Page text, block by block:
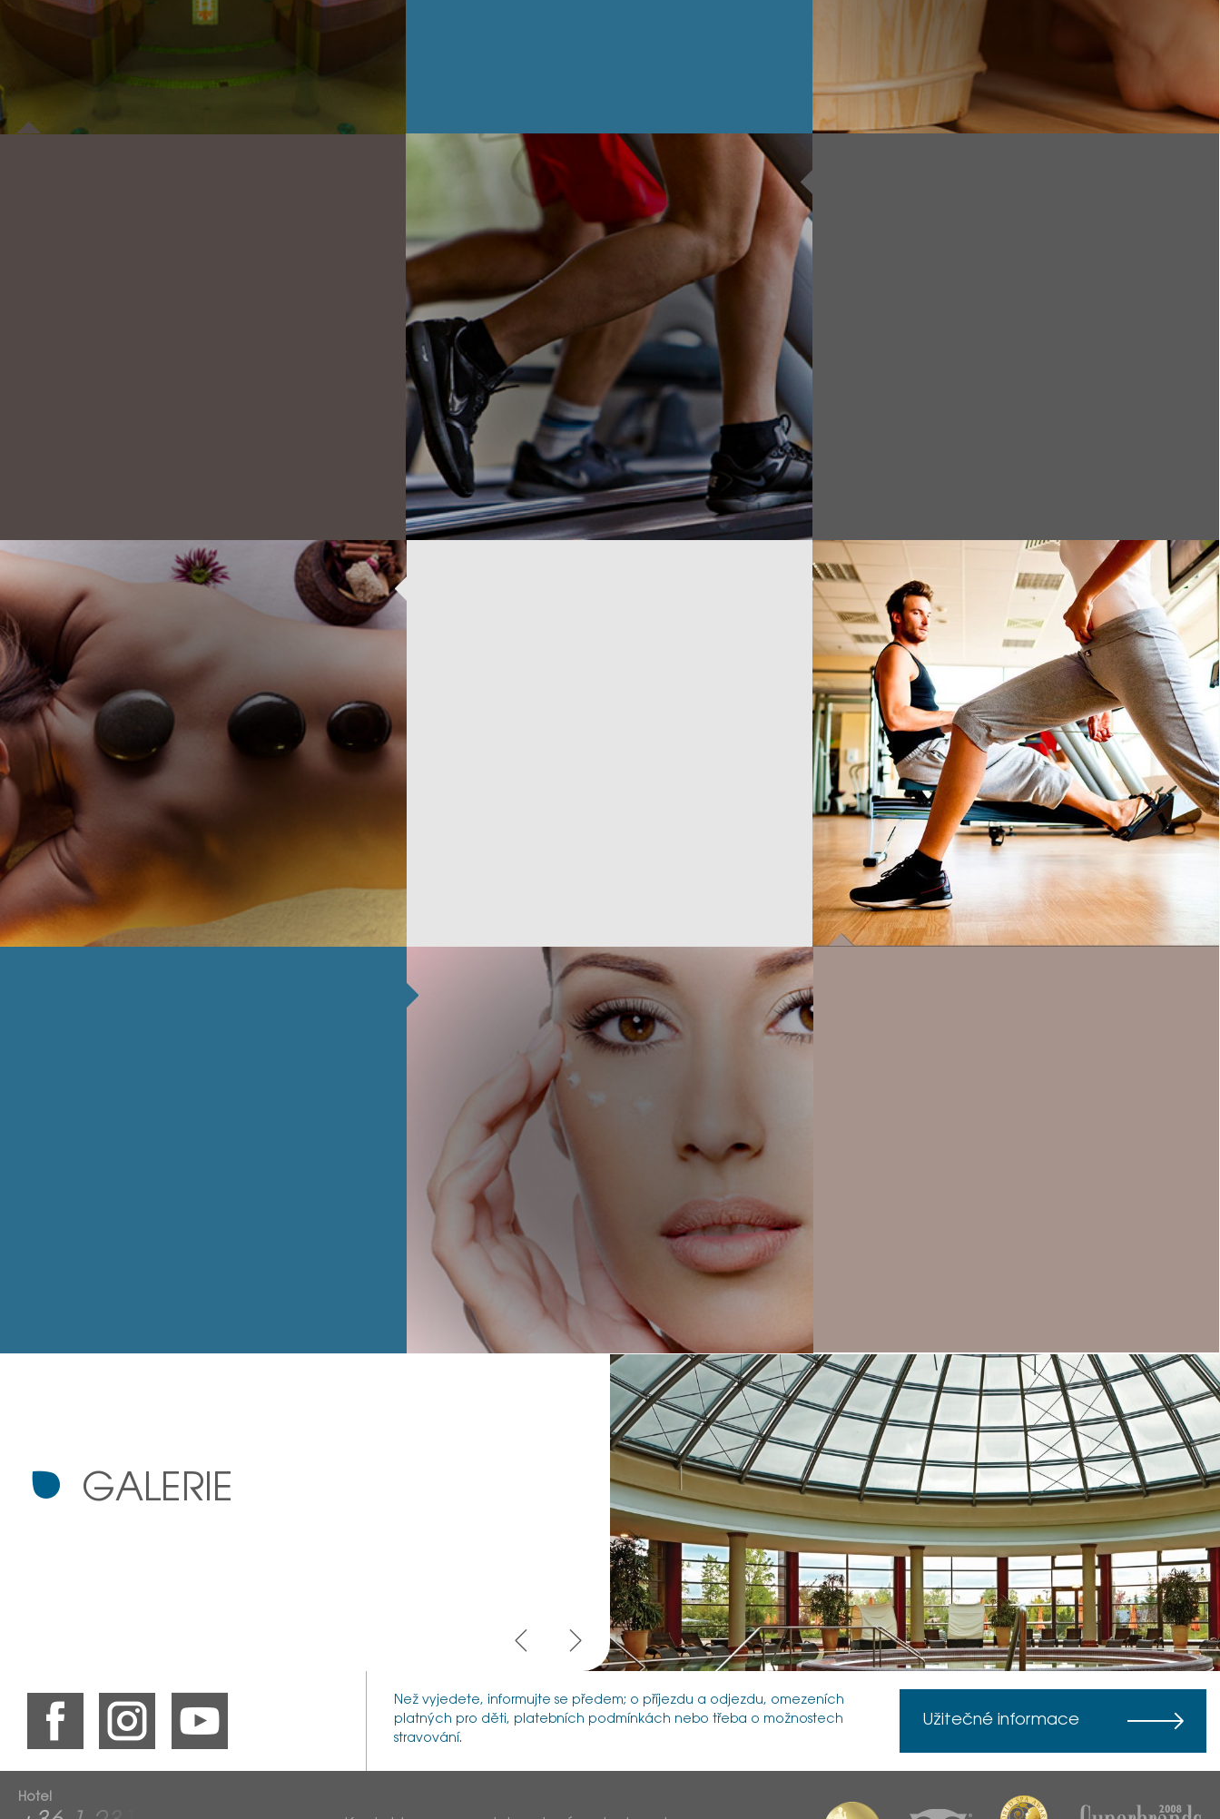
GALERIE
Než vyjedete, informujte se předem; o příjezdu a odjezdu, omezeních
platných pro děti, platebních podmínkách nebo třeba o možnostech
stravování.
Užitečné informace
Hotel